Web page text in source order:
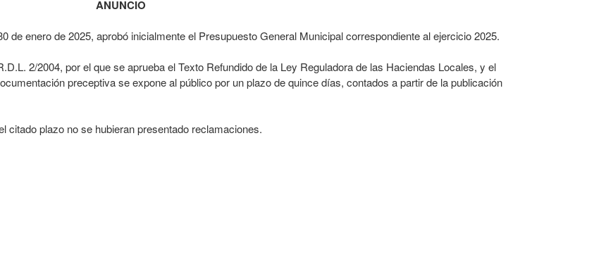
ANUNCIO
de enero de 2025, aprobó inicialmente el Presupuesto General Municipal correspondiente al ejercicio 2025.
2/2004, por el que se aprueba el Texto Refundido de la Ley Reguladora de las Haciendas Locales, y el
preceptiva se expone al público por un plazo de quince días, contados a partir de la publicación
citado plazo no se hubieran presentado reclamaciones.